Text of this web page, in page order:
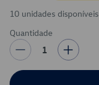
10 unidades disponíveis
Quantidade
1